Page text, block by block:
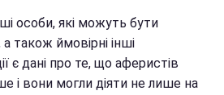
особи, які можуть бути
також ймовірні інші
є дані про те, що аферистів
і вони могли діяти не лише на